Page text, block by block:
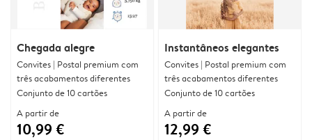
Chegada alegre
Convites | Postal premium com
três acabamentos diferentes
Conjunto de 10 cartões
A partir de
10,99 €
Instantâneos elegantes
Convites | Postal premium com
três acabamentos diferentes
Conjunto de 10 cartões
A partir de
12,99 €